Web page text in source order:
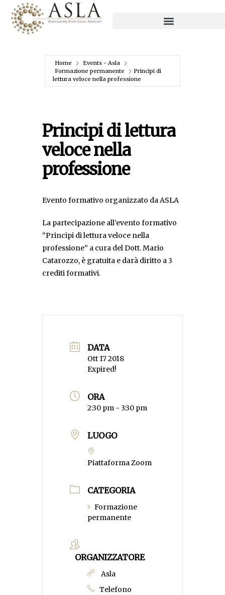
Home
Events - Asla
Formazione permanente
Principi di
lettura veloce nella professione
Principi di lettura
veloce nella
professione
Evento formativo organizzato da ASLA
La partecipazione all’evento formativo
“Principi di lettura veloce nella
professione” a cura del Dott. Mario
Catarozzo, è gratuita e darà diritto a 3
crediti formativi.
DATA
Ott 17 2018
Expired!
ORA
2:30 pm - 3:30 pm
LUOGO
Piattaforma Zoom
CATEGORIA
Formazione
permanente
ORGANIZZATORE
Asla
Telefono